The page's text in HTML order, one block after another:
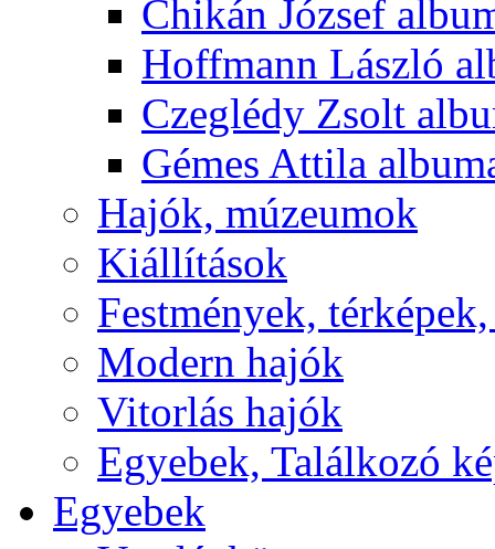
Chikán József
Hoffmann László
Czeglédy Zsolt
Gémes Attila
Hajók, múzeumok
Kiállítások
Festmények,
Modern hajók
Vitorlás hajók
Egyebek, Találkozó
Egyebek